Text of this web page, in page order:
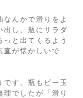
なんかで滑りをよ
出し、瓶にサラダ
と出てくるよう
直が懐かしいで
です。瓶もビー玉
理でしたが「滑り